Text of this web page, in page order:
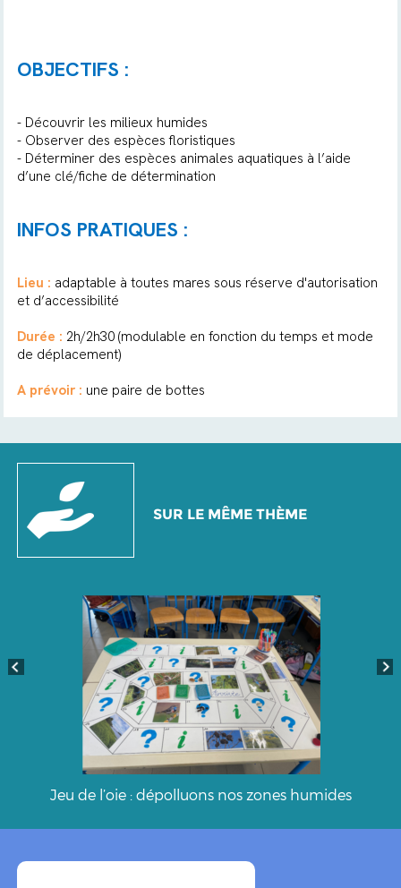
OBJECTIFS :
- Découvrir les milieux humides
- Observer des espèces floristiques
- Déterminer des espèces animales aquatiques à l’aide
d’une clé/fiche de détermination
INFOS PRATIQUES :
Lieu : adaptable à toutes mares sous réserve d'autorisation
et d’accessibilité
Durée : 2h/2h30 (modulable en fonction du temps et mode
de déplacement)
A prévoir : une paire de bottes
SUR LE MÊME THÈME
Jeu de l’oie : dépolluons nos zones humides